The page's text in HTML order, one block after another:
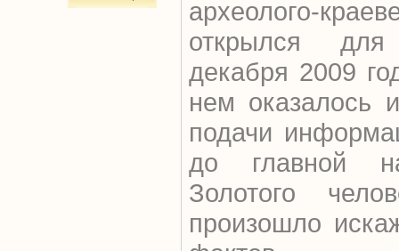
археолого-
открылся
декабря 2009
нем оказалось
подачи
до главной
Золотого
произошло